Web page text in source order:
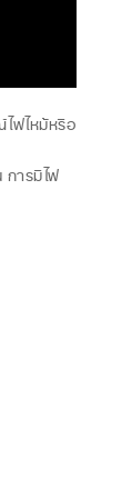
ฟไหม้หรือ
การมีไฟ